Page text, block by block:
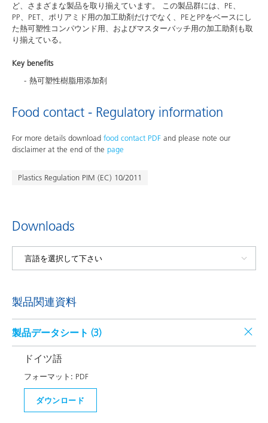
ど、さまざまな製品を取り揃えています。 この製品群には、PE、
PP、PET、ポリアミド用の加工助剤だけでなく、PEとPPをベースにし
た熱可塑性コンパウンド用、およびマスターバッチ用の加工助剤も取
り揃えている。
Key benefits
熱可塑性樹脂用添加剤
Food contact - Regulatory information
For more details download food contact PDF and please note our
disclaimer at the end of the page
Plastics Regulation PIM (EC) 10/2011
Downloads
製品関連資料
製品データシート (3)
ドイツ語
フォーマット: PDF
ダウンロード